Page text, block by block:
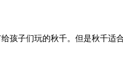
孩子们玩的秋千。但是秋千适